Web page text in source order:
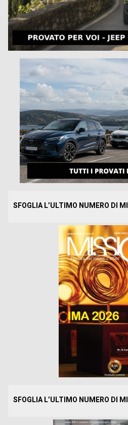
SFOGLIA L’ULTIMO NUMERO DI
SFOGLIA L’ULTIMO NUMERO DI